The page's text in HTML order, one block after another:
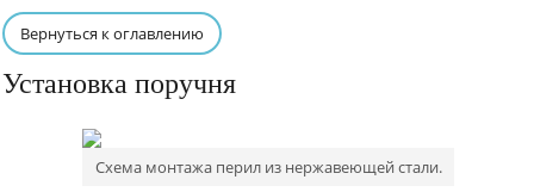
Вернуться к оглавлению
Установка поручня
Схема монтажа перил из нержавеющей стали.